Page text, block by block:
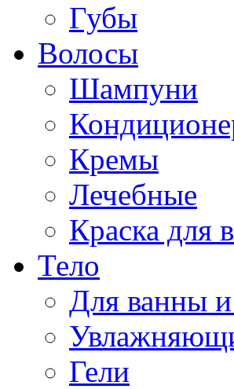
Губы
Волосы
Шампуни
Кремы
Лечебные
Краска для
Тело
Для ванны
Гели